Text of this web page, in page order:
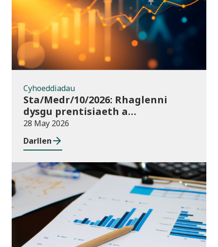
Cyhoeddiadau
Sta/Medr/10/2026: Rhaglenni
dysgu prentisiaeth a
ddechreuwyd: Tachwedd 2025 i
Ionawr 2026 (dros dro)
28 May 2026
Darllen
Cyhoeddiadau